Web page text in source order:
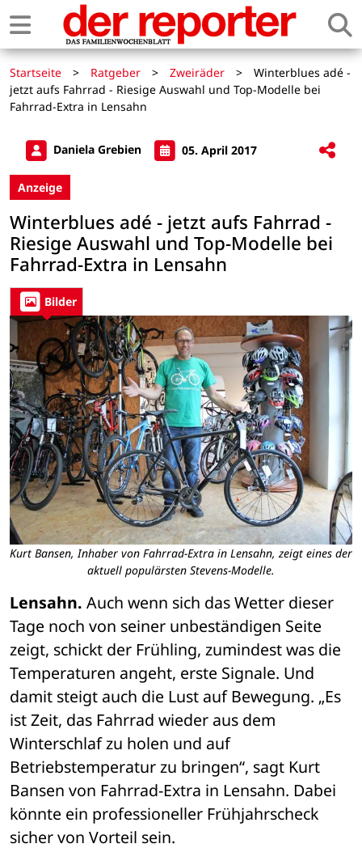
Startseite > Ratgeber > Zweiräder >
Winterblues adé -
jetzt aufs Fahrrad - Riesige Auswahl und Top-Modelle bei
Fahrrad-Extra in Lensahn
Daniela Grebien 05. April 2017
Anzeige
Winterblues adé - jetzt aufs Fahrrad -
Riesige Auswahl und Top-Modelle bei
Fahrrad-Extra in Lensahn
Bilder
Kurt Bansen, Inhaber von Fahrrad-Extra in Lensahn, zeigt eines der
aktuell populärsten Stevens-Modelle.
Lensahn. Auch wenn sich das Wetter dieser
Tage noch von seiner unbeständigen Seite
zeigt, schickt der Frühling, zumindest was die
Temperaturen angeht, erste Signale. Und
damit steigt auch die Lust auf Bewegung. „Es
ist Zeit, das Fahrrad wieder aus dem
Winterschlaf zu holen und auf
Betriebstemperatur zu bringen“, sagt Kurt
Bansen von Fahrrad-Extra in Lensahn. Dabei
könnte ein professioneller Frühjahrscheck
sicher von Vorteil sein.